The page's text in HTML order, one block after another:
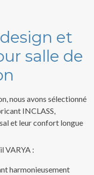
et
salle de
nous avons sélectionné
INCLASS,
et leur confort longue
VARYA :
harmonieusement